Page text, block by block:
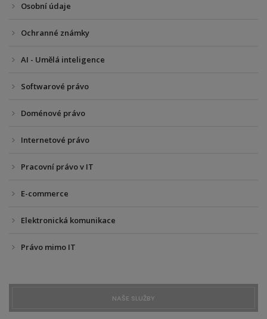
Osobní údaje
Ochranné známky
AI - Umělá inteligence
Softwarové právo
Doménové právo
Internetové právo
Pracovní právo v IT
E-commerce
Elektronická komunikace
Právo mimo IT
NAŠE SLUŽBY